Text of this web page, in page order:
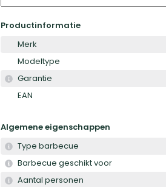
Productinformatie
Merk
Modeltype
Garantie
EAN
Algemene eigenschappen
Type barbecue
Barbecue geschikt voor
Aantal personen